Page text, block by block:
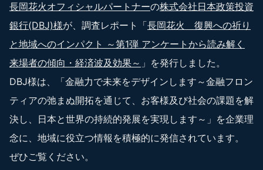
長岡花火オフィシャルパートナーの株式会社日本政策投資
銀行(DBJ)様が、調査レポート「長岡花火 復興への祈り
と地域へのインパクト ～第1弾 アンケートから読み解く
来場者の傾向・経済波及効果～ 」を発行しました。
DBJ様は、「金融力で未来をデザインします～金融フロン
ティアの弛まぬ開拓を通じて、お客様及び社会の課題を解
決し、日本と世界の持続的発展を実現します～」を企業理
念に、地域に役立つ情報を積極的に発信されています。
ぜひご覧ください。